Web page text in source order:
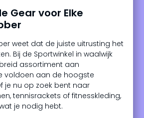
Gear voor Elke
weet dat de juiste uitrusting het
Bij de Sportwinkel in waalwijk
assortiment aan
voldoen aan de hoogste
je nu op zoek bent naar
tennisrackets of fitnesskleding,
je nodig hebt.